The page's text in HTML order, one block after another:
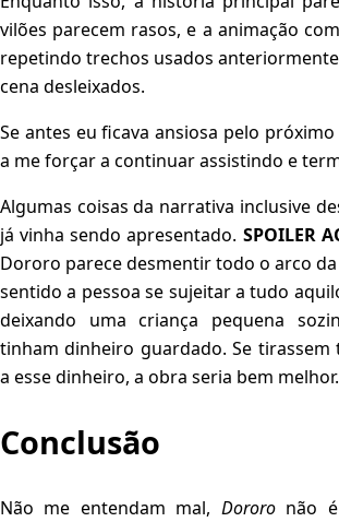
vilões parecem rasos, e a animação
repetindo trechos usados
cena desleixados.
Se antes eu ficava ansiosa pelo
a me forçar a continuar assistindo e
Algumas coisas da narrativa inclusive
já vinha sendo apresentado. SPOILER
Dororo parece desmentir todo o arco da
sentido a pessoa se sujeitar a tudo
deixando uma criança pequena
tinham dinheiro guardado. Se tirassem
a esse dinheiro, a obra seria bem melhor.
Conclusão
Não me entendam mal, Dororonão é